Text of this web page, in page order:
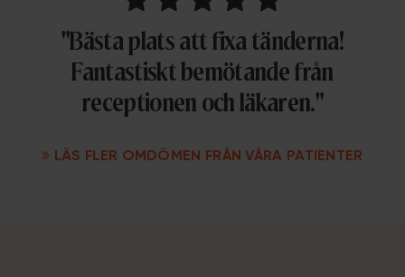
"Bästa plats att fixa tänderna!
Fantastiskt bemötande från
receptionen och läkaren."
 LÄS FLER OMDÖMEN FRÅN VÅRA PATIENTER